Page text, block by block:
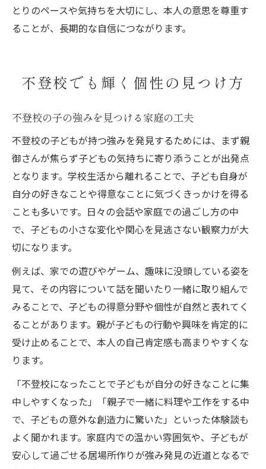
とりのペースや気持ちを大切にし、本人の意思を尊重す
ることが、長期的な自信につながります。
不登校でも輝く個性の見つけ方
不登校の子の強みを見つける家庭の工夫
不登校の子どもが持つ強みを発見するためには、まず親
御さんが焦らず子どもの気持ちに寄り添うことが出発点
となります。学校生活から離れることで、子ども自身が
自分の好きなことや得意なことに気づくきっかけを得る
ことも多いです。日々の会話や家庭での過ごし方の中
で、子どもの小さな変化や関心を見逃さない観察力が大
切になります。
例えば、家での遊びやゲーム、趣味に没頭している姿を
見て、その内容について話を聞いたり一緒に取り組んで
みることで、子どもの得意分野や個性が自然と表れてく
ることがあります。親が子どもの行動や興味を肯定的に
受け止めることで、本人の自己肯定感も高まりやすくな
ります。
「不登校になったことで子どもが自分の好きなことに集
中しやすくなった」「親子で一緒に料理や工作をする中
で、子どもの意外な創造力に驚いた」といった体験談も
よく聞かれます。家庭内での温かい雰囲気や、子どもが
安心して過ごせる居場所作りが強み発見の近道となるで